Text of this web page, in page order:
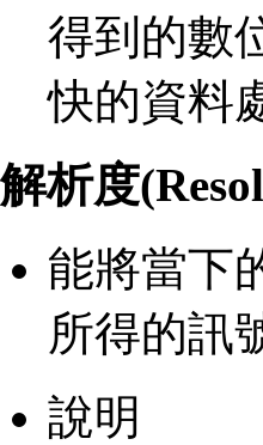
得到的數
快的資料
解析度
能將當下
所得的訊
說明